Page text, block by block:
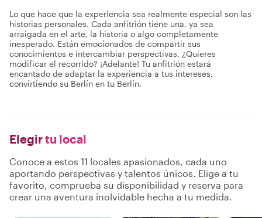
Lo que hace que la experiencia sea realmente especial son las
historias personales. Cada anfitrión tiene una, ya sea
arraigada en el arte, la historia o algo completamente
inesperado. Están emocionados de compartir sus
conocimientos e intercambiar perspectivas. ¿Quieres
modificar el recorrido? ¡Adelante! Tu anfitrión estará
encantado de adaptar la experiencia a tus intereses,
convirtiendo su Berlín en tu Berlín.
Elegirtu local
Conoce a estos 11 locales apasionados, cada uno
aportando perspectivas y talentos únicos. Elige a tu
favorito, comprueba su disponibilidad y reserva para
crear una aventura inolvidable hecha a tu medida.